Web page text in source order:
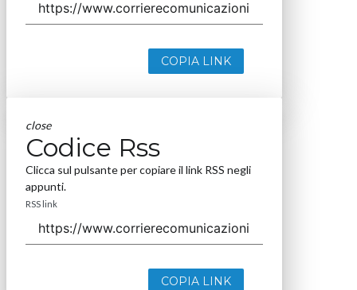
COPIA LINK
close
Codice Rss
Clicca sul pulsante per copiare il link RSS negli
appunti.
RSS link
COPIA LINK